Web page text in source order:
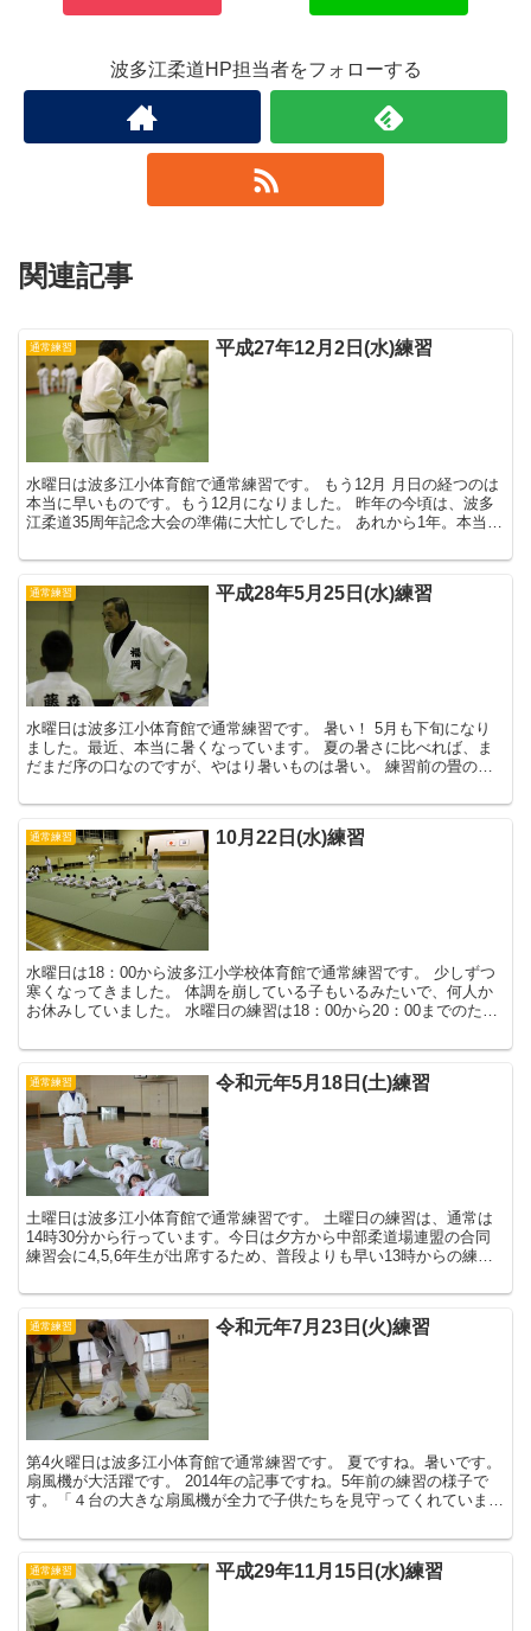
波多江柔道HP担当者をフォローする
関連記事
通常練習 平成27年12月2日(水)練習
水曜日は波多江小体育館で通常練習です。 もう12月 月日の経つのは
本当に早いものです。もう12月になりました。 昨年の今頃は、波多
江柔道35周年記念大会の準備に大忙しでした。 あれから1年。本当に
通常練習 平成28年5月25日(水)練習
水曜日は波多江小体育館で通常練習です。 暑い！ 5月も下旬になり
ました。最近、本当に暑くなっています。 夏の暑さに比べれば、ま
だまだ序の口なのですが、やはり暑いものは暑い。 練習前の畳の準
通常練習 10月22日(水)練習
水曜日は18：00から波多江小学校体育館で通常練習です。 少しずつ
寒くなってきました。 体調を崩している子もいるみたいで、何人か
お休みしていました。 水曜日の練習は18：00から20：00までのたっ
通常練習 令和元年5月18日(土)練習
土曜日は波多江小体育館で通常練習です。 土曜日の練習は、通常は
14時30分から行っています。今日は夕方から中部柔道場連盟の合同
練習会に4,5,6年生が出席するため、普段よりも早い13時からの練習
通常練習 令和元年7月23日(火)練習
第4火曜日は波多江小体育館で通常練習です。 夏ですね。暑いです。
扇風機が大活躍です。 2014年の記事ですね。5年前の練習の様子で
す。「４台の大きな扇風機が全力で子供たちを見守ってくれています
通常練習 平成29年11月15日(水)練習